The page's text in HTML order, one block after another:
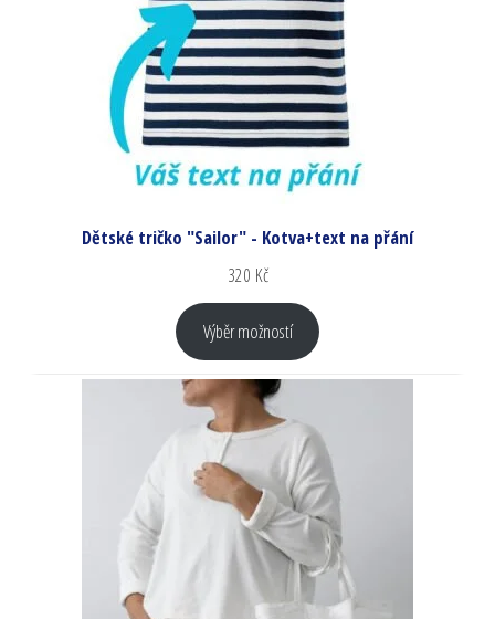
Dětské tričko "Sailor" - Kotva+text na přání
320 Kč
Výběr možností